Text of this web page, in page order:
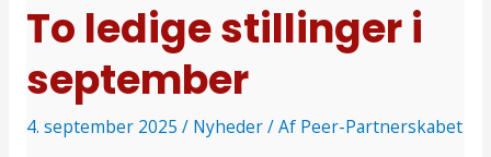
To ledige stillinger i
september
4. september 2025 / Nyheder/ Af Peer-Partnerskabet